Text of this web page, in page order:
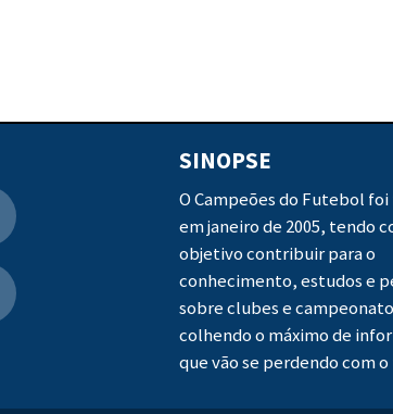
SINOPSE
O Campeões do Futebol
em janeiro de 2005, tendo
objetivo contribuir para o
conhecimento, estudos e
sobre clubes e
colhendo o máximo de
que vão se perdendo com